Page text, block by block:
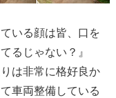
いる顔は皆、口を
るじゃない？』
は非常に格好良か
車両整備している